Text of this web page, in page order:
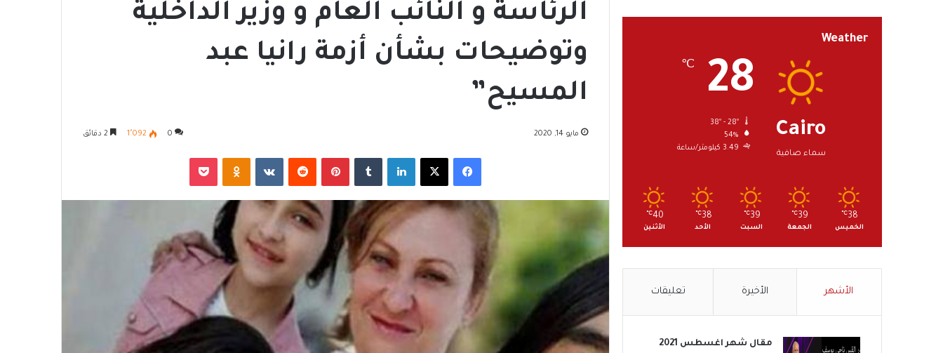
الرئاسة و النائب العام و وزير الداخلية
وتوضيحات بشأن أزمة رانيا عبد
المسيح”
مايو 14, 2020 0 1٬092
فيسبوك لينكدإن بينتيريست
Weather
Cairo
سماء صافية
28
℃
54%
3.49 كيلومتر/ساعة
38
℃
الخميس
39
℃
الجمعة
39
℃
السبت
38
℃
الأحد
40
℃
الأثنين
الأشهر الأخيرة تعليقات
مقال شهر اغسطس 2021